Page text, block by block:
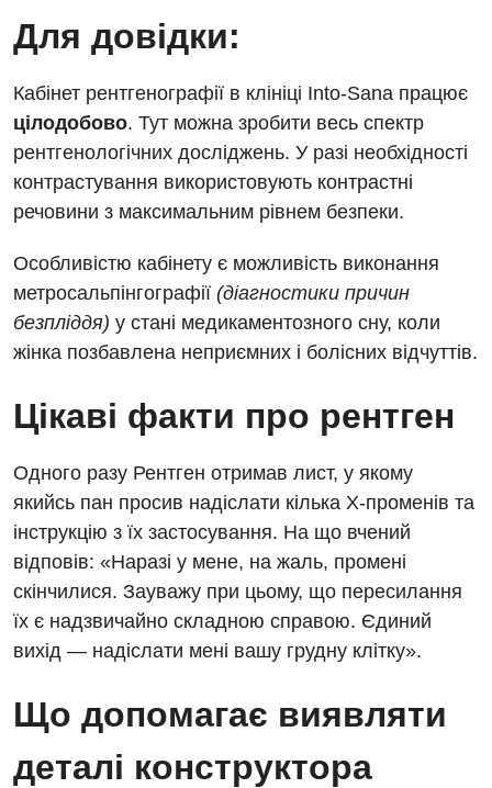
Дитяча неврологія
Дитяча ортопедія і травматологія
Дитяча оториноларингологія
Дитяча офтальмологія
Дитяча хірургія
Педіатрія
Для довідки:
Кабінет рентгенографії в клініці Into-Sana працює
цілодобово. Тут можна зробити весь спектр
рентгенологічних досліджень. У разі необхідності
контрастування використовують контрастні
речовини з максимальним рівнем безпеки.
Особливістю кабінету є можливість виконання
метросальпінгографії (діагностики причин
безпліддя) у стані медикаментозного сну, коли
жінка позбавлена неприємних і болісних відчуттів.
Цікаві факти про рентген
Одного разу Рентген отримав лист, у якому
якийсь пан просив надіслати кілька X-променів та
інструкцію з їх застосування. На що вчений
відповів: «Наразі у мене, на жаль, промені
скінчилися. Зауважу при цьому, що пересилання
їх є надзвичайно складною справою. Єдиний
вихід — надіслати мені вашу грудну клітку».
Що допомагає виявляти
деталі конструктора